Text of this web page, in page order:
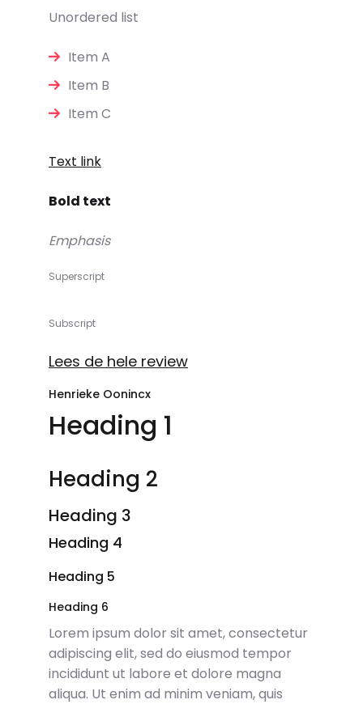
Unordered list
Item A
Item B
Item C
Text link
Bold text
Emphasis
Superscript
Subscript
Lees de hele review
Henrieke Oonincx
Heading 1
Heading 2
Heading 3
Heading 4
Heading 5
Heading 6
Lorem ipsum dolor sit amet, consectetur
adipiscing elit, sed do eiusmod tempor
incididunt ut labore et dolore magna
aliqua. Ut enim ad minim veniam, quis